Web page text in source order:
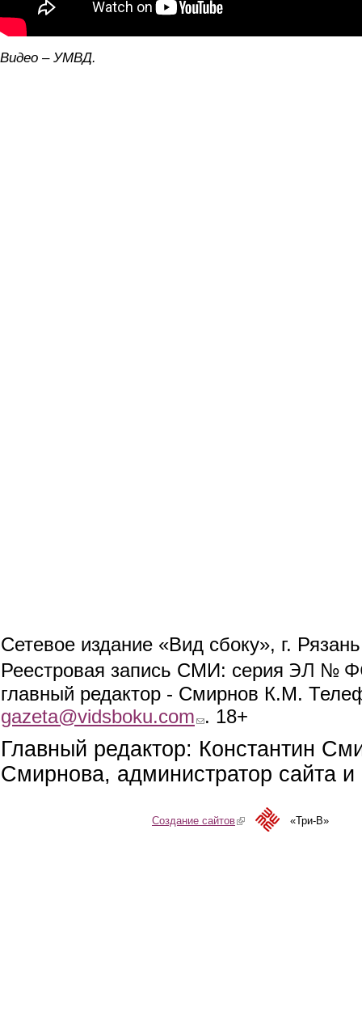
Видео – УМВД.
Сетевое издание «Вид сбоку», г.
Реестровая запись СМИ: серия ЭЛ №
главный редактор - Смирнов К.М.
gazeta@vidsboku.com (link sends e-mail)
. 18+
Главный редактор: Константин
Смирнова, администратор сайта
Создание сайтов(link is external)«Три-В»